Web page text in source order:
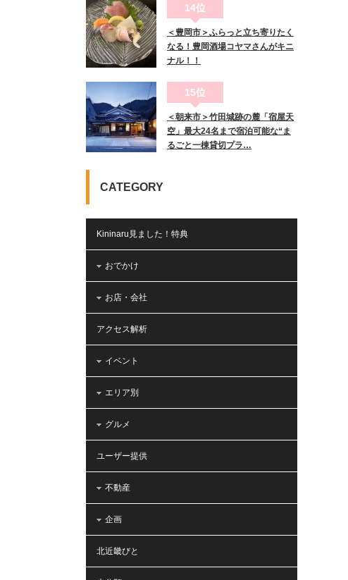
14位
＜豊岡市＞ふらっと立ち寄りたく
なる！豊岡酒場コヤマさんがキニ
ナル！！
15位
＜朝来市＞竹田城跡の麓「宿屋天
空」最大24名まで宿泊可能な“ま
るごと一棟貸切プラ…
CATEGORY
Kininaru見ました！特典
おでかけ
お店・会社
アクセス解析
イベント
エリア別
グルメ
ユーザー提供
不動産
企画
北近畿びと